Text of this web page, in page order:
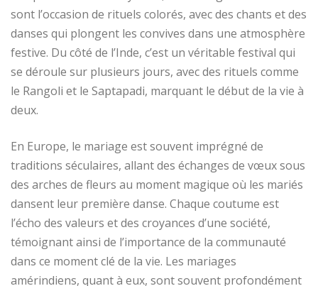
sont l’occasion de rituels colorés, avec des chants et des
danses qui plongent les convives dans une atmosphère
festive. Du côté de l’Inde, c’est un véritable festival qui
se déroule sur plusieurs jours, avec des rituels comme
le Rangoli et le Saptapadi, marquant le début de la vie à
deux.
En Europe, le mariage est souvent imprégné de
traditions séculaires, allant des échanges de vœux sous
des arches de fleurs au moment magique où les mariés
dansent leur première danse. Chaque coutume est
l’écho des valeurs et des croyances d’une société,
témoignant ainsi de l’importance de la communauté
dans ce moment clé de la vie. Les mariages
amérindiens, quant à eux, sont souvent profondément